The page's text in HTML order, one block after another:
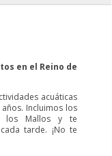
en el Reino de
acuáticas
Incluimos los
los Mallos y te
tarde. ¡No te